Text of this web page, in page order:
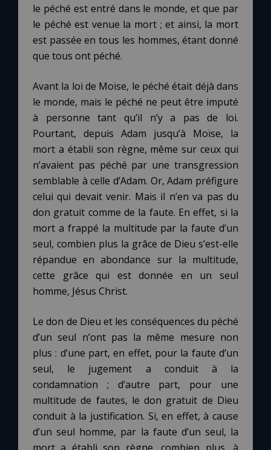
le péché est entré dans le monde, et que par
le péché est venue la mort ; et ainsi, la mort
est passée en tous les hommes, étant donné
que tous ont péché.
Avant la loi de Moïse, le péché était déjà dans
le monde, mais le péché ne peut être imputé
à personne tant qu’il n’y a pas de loi.
Pourtant, depuis Adam jusqu’à Moïse, la
mort a établi son règne, même sur ceux qui
n’avaient pas péché par une transgression
semblable à celle d’Adam. Or, Adam préfigure
celui qui devait venir. Mais il n’en va pas du
don gratuit comme de la faute. En effet, si la
mort a frappé la multitude par la faute d’un
seul, combien plus la grâce de Dieu s’est-elle
répandue en abondance sur la multitude,
cette grâce qui est donnée en un seul
homme, Jésus Christ.
Le don de Dieu et les conséquences du péché
d’un seul n’ont pas la même mesure non
plus : d’une part, en effet, pour la faute d’un
seul, le jugement a conduit à la
condamnation ; d’autre part, pour une
multitude de fautes, le don gratuit de Dieu
conduit à la justification. Si, en effet, à cause
d’un seul homme, par la faute d’un seul, la